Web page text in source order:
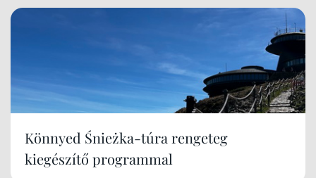
Könnyed Śnieżka-túra rengeteg
kiegészítő programmal